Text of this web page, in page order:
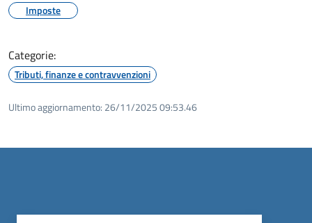
Imposte
Categorie:
Tributi, finanze e contravvenzioni
Ultimo aggiornamento: 26/11/2025 09:53.46